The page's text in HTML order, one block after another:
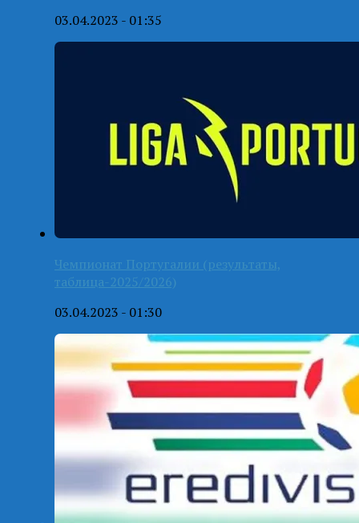
03.04.2023 - 01:35
Чемпионат Португалии (результаты,
таблица-2025/2026)
03.04.2023 - 01:30